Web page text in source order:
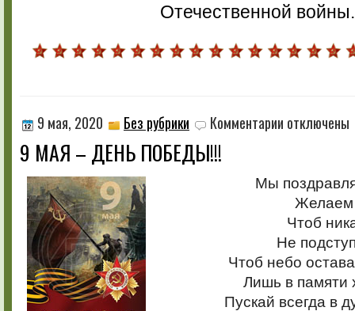
Отечественной войны.
9 мая, 2020 Без рубрики Комментарии записи
ДЕНЬ
ПОБЕДЫ!!!
отключены
9 МАЯ – ДЕНЬ ПОБЕДЫ!!!
Мы
Желаем
Чтоб
Не
Чтоб небо
Лишь в памяти
Пускай всегда в